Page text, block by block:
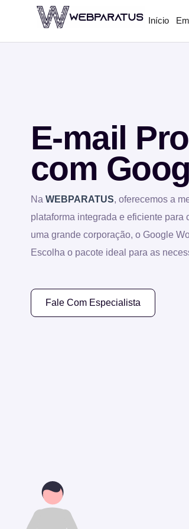
Início
E-mail
com
Na WEBPARATUS, oferecemos a
plataforma integrada e eficiente
uma grande corporação, o Google
Escolha o pacote ideal para as
Fale Com Especialista